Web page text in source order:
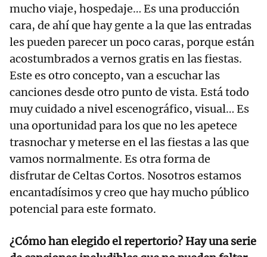
mucho viaje, hospedaje… Es una producción
cara, de ahí que hay gente a la que las entradas
les pueden parecer un poco caras, porque están
acostumbrados a vernos gratis en las fiestas.
Este es otro concepto, van a escuchar las
canciones desde otro punto de vista. Está todo
muy cuidado a nivel escenográfico, visual… Es
una oportunidad para los que no les apetece
trasnochar y meterse en el las fiestas a las que
vamos normalmente. Es otra forma de
disfrutar de Celtas Cortos. Nosotros estamos
encantadísimos y creo que hay mucho público
potencial para este formato.
¿Cómo han elegido el repertorio? Hay una serie